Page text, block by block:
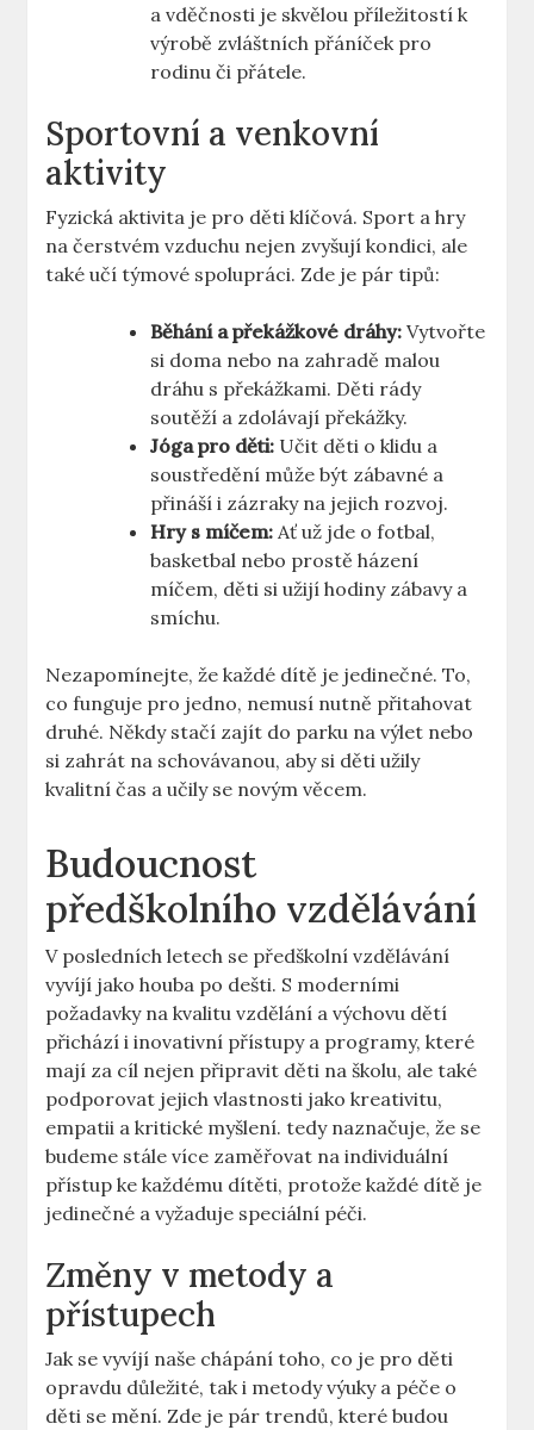
a vděčnosti je skvělou příležitostí k
výrobě zvláštních přáníček pro
rodinu či přátele.
Sportovní a venkovní
aktivity
Fyzická aktivita je pro děti klíčová. Sport a hry
na čerstvém vzduchu nejen zvyšují kondici, ale
také učí týmové spolupráci. Zde je pár tipů:
Běhání a překážkové dráhy: Vytvořte
si doma nebo na zahradě malou
dráhu s překážkami. Děti rády
soutěží a zdolávají překážky.
Jóga pro děti: Učit děti o klidu a
soustředění může být zábavné a
přináší i zázraky na jejich rozvoj.
Hry s míčem: Ať už jde o fotbal,
basketbal nebo prostě házení
míčem, děti si užijí hodiny zábavy a
smíchu.
Nezapomínejte, že každé dítě je jedinečné. To,
co funguje pro jedno, nemusí nutně přitahovat
druhé. Někdy stačí zajít do parku na výlet nebo
si zahrát na schovávanou, aby si děti užily
kvalitní čas a učily se novým věcem.
Budoucnost
předškolního vzdělávání
V posledních letech se předškolní vzdělávání
vyvíjí jako houba po dešti. S moderními
požadavky na kvalitu vzdělání a výchovu dětí
přichází i inovativní přístupy a programy, které
mají za cíl nejen připravit děti na školu, ale také
podporovat jejich vlastnosti jako kreativitu,
empatii a kritické myšlení. tedy naznačuje, že se
budeme stále více zaměřovat na individuální
přístup ke každému dítěti, protože každé dítě je
jedinečné a vyžaduje speciální péči.
Změny v metody a
přístupech
Jak se vyvíjí naše chápání toho, co je pro děti
opravdu důležité, tak i metody výuky a péče o
děti se mění. Zde je pár trendů, které budou